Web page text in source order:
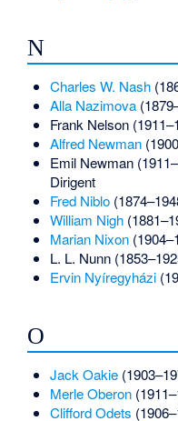
N
Charles W. Nash
Alla Nazimova
Frank Nelson
Alfred Newman
Emil Newman
Dirigent
Fred Niblo
William Nigh
Marian Nixon
L. L. Nunn
Ervin Nyíregyházi
O
Jack Oakie
Merle Oberon
Clifford Odets